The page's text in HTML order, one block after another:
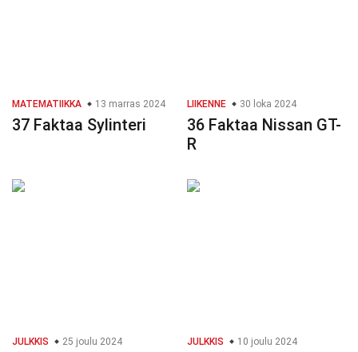
MATEMATIIKKA 13 marras 2024
37 Faktaa Sylinteri
LIIKENNE 30 loka 2024
36 Faktaa Nissan GT-
R
JULKKIS 25 joulu 2024 JULKKIS 10 joulu 2024